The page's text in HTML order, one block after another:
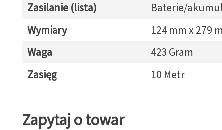
Zasilanie (lista)
Baterie/
Wymiary
124 mm x 279
Waga
423 Gram
Zasięg
10 Metr
Zapytaj o towar
Zapytaj o towar